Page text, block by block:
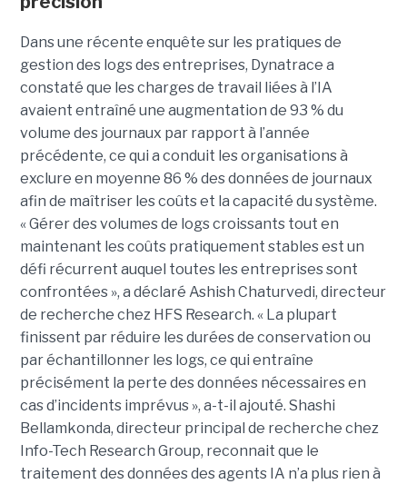
Dans une récente enquête sur les pratiques de
gestion des logs des entreprises, Dynatrace a
constaté que les charges de travail liées à l’IA
avaient entraîné une augmentation de 93 % du
volume des journaux par rapport à l’année
précédente, ce qui a conduit les organisations à
exclure en moyenne 86 % des données de journaux
afin de maîtriser les coûts et la capacité du système.
« Gérer des volumes de logs croissants tout en
maintenant les coûts pratiquement stables est un
défi récurrent auquel toutes les entreprises sont
confrontées », a déclaré Ashish Chaturvedi, directeur
de recherche chez HFS Research. « La plupart
finissent par réduire les durées de conservation ou
par échantillonner les logs, ce qui entraîne
précisément la perte des données nécessaires en
cas d’incidents imprévus », a-t-il ajouté. Shashi
Bellamkonda, directeur principal de recherche chez
Info-Tech Research Group, reconnait que le
traitement des données des agents IA n’a plus rien à